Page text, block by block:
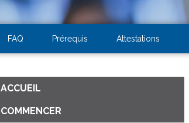
FAQ Prérequis Attestations
ACCUEIL
COMMENCER